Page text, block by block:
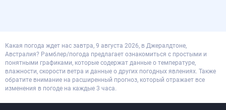
Какая погода ждет нас завтра, 9 августа 2026, в Джералдтоне,
Австралия? Рамблер/погода предлагает ознакомиться с простыми и
понятными графиками, которые содержат данные о температуре,
влажности, скорости ветра и данные о других погодных явлениях. Также
обратите внимание на расширенный прогноз, который отражает все
изменения в погоде на каждые 3 часа.